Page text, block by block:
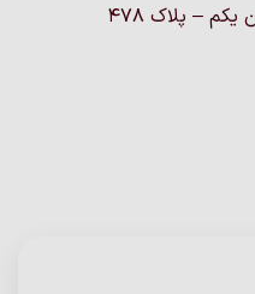
– پلاک ۴۷۸